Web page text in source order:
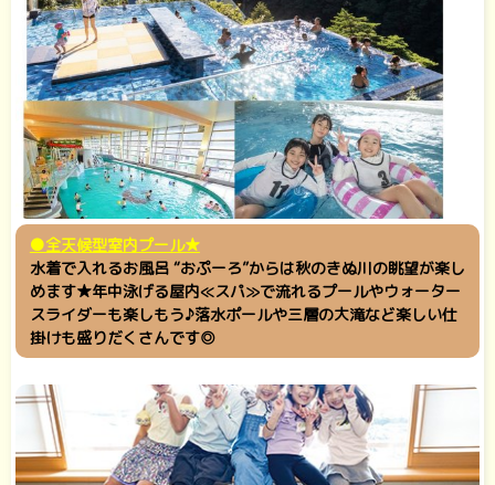
●全天候型室内プール★
水着で入れるお風呂 “おぷーろ”からは秋のきぬ川の眺望が楽し
めます★年中泳げる屋内≪スパ≫で流れるプールやウォーター
スライダーも楽しもう♪落水ポールや三層の大滝など楽しい仕
掛けも盛りだくさんです◎